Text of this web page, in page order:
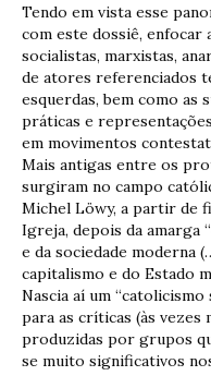
Tendo em vista esse
com este dossiê, enfocar
socialistas, marxistas,
de atores referenciados
esquerdas, bem como as
práticas e
em movimentos
Mais antigas entre os
surgiram no campo
Michel Löwy, a partir de
Igreja, depois da amarga
e da sociedade moderna
capitalismo e do Estado
Nascia aí um
para as críticas (às vezes
produzidas por grupos
se muito significativos